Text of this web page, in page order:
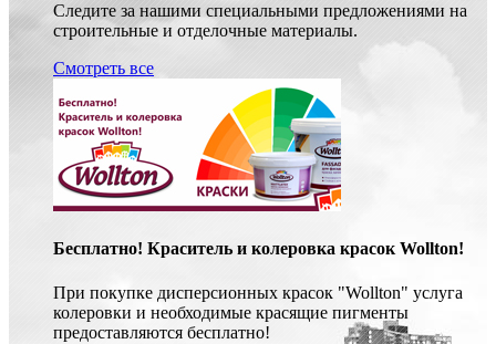
Следите за нашими специальными предложениями на
строительные и отделочные материалы.
Смотреть все
Бесплатно! Краситель и колеровка красок Wollton!
При покупке дисперсионных красок "Wollton" услуга
колеровки и необходимые красящие пигменты
предоставляются бесплатно!